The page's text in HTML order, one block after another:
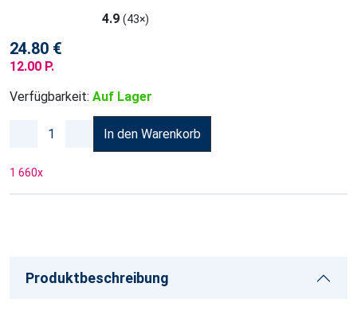
4.9 (43×)
24.80 €
12.00 P.
Verfügbarkeit: Auf Lager
In den Warenkorb
1 660x
Produktbeschreibung